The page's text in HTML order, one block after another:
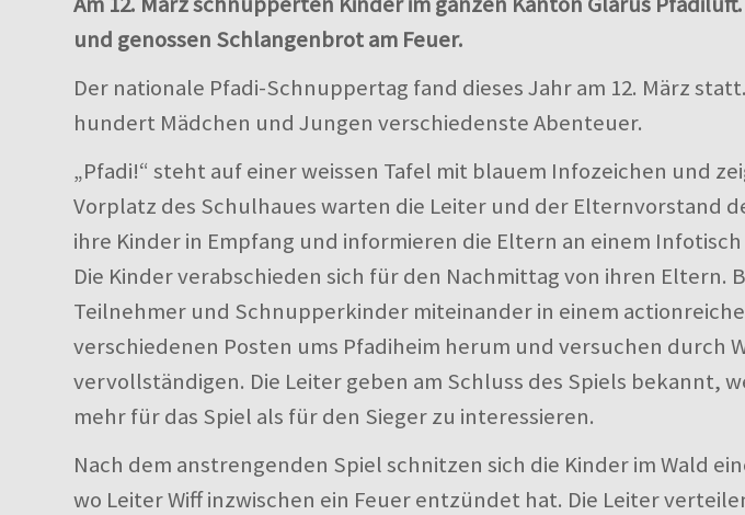
und genossen Schlangenbrot am Feuer.
Der nationale Pfadi-Schnuppertag fand dieses Jahr am 12. März
hundert Mädchen und Jungen verschiedenste Abenteuer.
„Pfadi!“ steht auf einer weissen Tafel mit blauem Infozeichen und
Vorplatz des Schulhaues warten die Leiter und der Elternvorstand
ihre Kinder in Empfang und informieren die Eltern an einem
Die Kinder verabschieden sich für den Nachmittag von ihren
Teilnehmer und Schnupperkinder miteinander in einem
verschiedenen Posten ums Pfadiheim herum und versuchen
vervollständigen. Die Leiter geben am Schluss des Spiels bekannt,
mehr für das Spiel als für den Sieger zu interessieren.
Nach dem anstrengenden Spiel schnitzen sich die Kinder im Wald
wo Leiter Wiff inzwischen ein Feuer entzündet hat. Die Leiter